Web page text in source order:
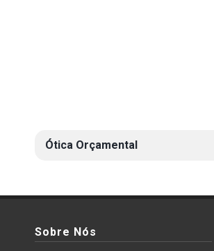
Ótica Orçamental
Sobre Nós